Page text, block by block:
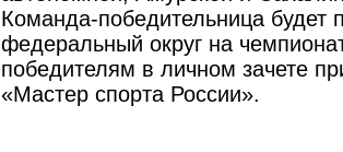
Команда-победительница будет
федеральный округ на
победителям в личном зачете
«Мастер спорта России».